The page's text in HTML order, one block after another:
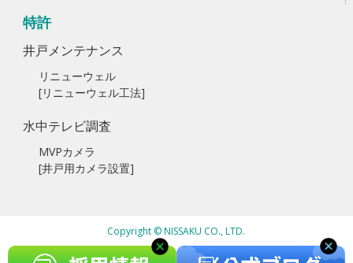
特許
井戸メンテナンス
リニューウェル
[リニューウェル工法]
水中テレビ調査
MVPカメラ
[井戸用カメラ設置]
Copyright © NISSAKU CO., LTD.